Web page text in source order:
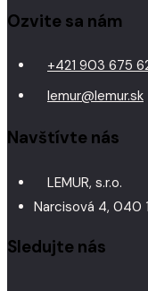
Ozvite sa nám
+421 903 675
lemur@lemur.sk
Navštívte nás
LEMUR, s.r.o.
Narcisová 4, 040
Sledujte nás